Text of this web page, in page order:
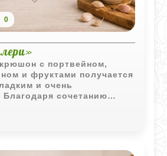
0
с портвейном,
и фруктами получается
и очень
сочетанию
напиток
вкус, а